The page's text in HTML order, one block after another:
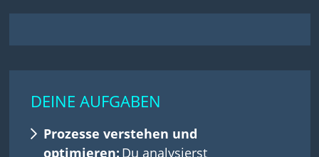
DEINE AUFGABEN
Prozesse verstehen und
optimieren: Du analysierst